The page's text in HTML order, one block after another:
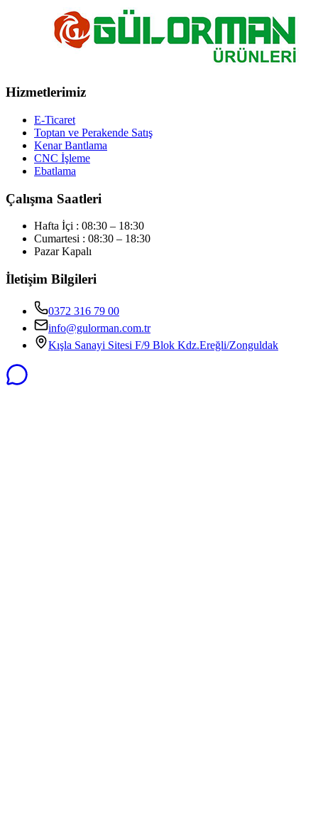
Hizmetlerimiz
E-Ticaret
Toptan ve Perakende Satış
Kenar Bantlama
CNC İşleme
Ebatlama
Çalışma Saatleri
Hafta İçi : 08:30 – 18:30
Cumartesi : 08:30 – 18:30
Pazar Kapalı
İletişim Bilgileri
0372 316 79 00
info@gulorman.com.tr
Kışla Sanayi Sitesi F/9 Blok Kdz.Ereğli/Zonguldak